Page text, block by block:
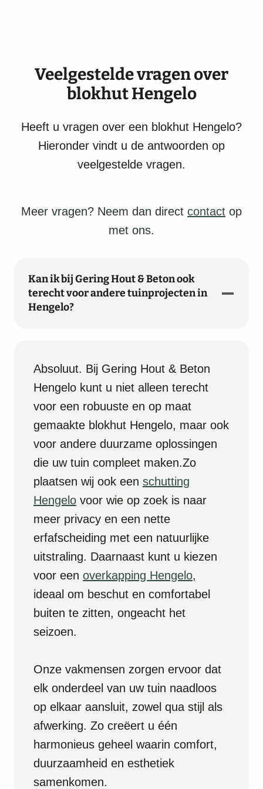
Veelgestelde vragen over
blokhut Hengelo
Heeft u vragen over een blokhut Hengelo?
Hieronder vindt u de antwoorden op
veelgestelde vragen.
Meer vragen? Neem dan direct contact op
met ons.
Kan ik bij Gering Hout & Beton ook
terecht voor andere tuinprojecten in
Hengelo?
Absoluut. Bij Gering Hout & Beton
Hengelo kunt u niet alleen terecht
voor een robuuste en op maat
gemaakte blokhut Hengelo, maar ook
voor andere duurzame oplossingen
die uw tuin compleet maken.Zo
plaatsen wij ook een schutting
Hengelo voor wie op zoek is naar
meer privacy en een nette
erfafscheiding met een natuurlijke
uitstraling. Daarnaast kunt u kiezen
voor een overkapping Hengelo,
ideaal om beschut en comfortabel
buiten te zitten, ongeacht het
seizoen.
Onze vakmensen zorgen ervoor dat
elk onderdeel van uw tuin naadloos
op elkaar aansluit, zowel qua stijl als
afwerking. Zo creëert u één
harmonieus geheel waarin comfort,
duurzaamheid en esthetiek
samenkomen.